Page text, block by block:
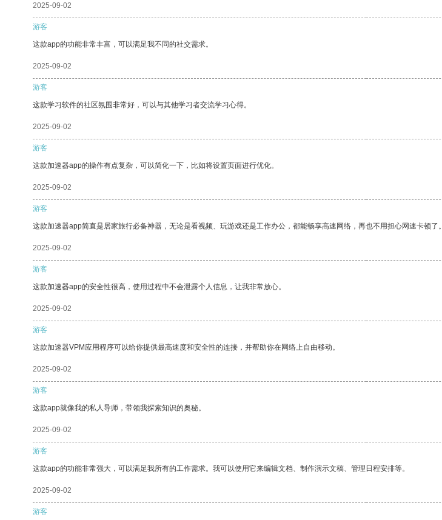
2025-09-02
游客
这款app的功能非常丰富，可以满足我不同的社交需求。
2025-09-02
游客
这款学习软件的社区氛围非常好，可以与其他学习者交流学习心得。
2025-09-02
游客
这款加速器app的操作有点复杂，可以简化一下，比如将设置页面进行优化。
2025-09-02
游客
这款加速器app简直是居家旅行必备神器，无论是看视频、玩游戏还是工作办公，都能畅享高速网络，再也不用担心网速卡顿了。
2025-09-02
游客
这款加速器app的安全性很高，使用过程中不会泄露个人信息，让我非常放心。
2025-09-02
游客
这款加速器VPM应用程序可以给你提供最高速度和安全性的连接，并帮助你在网络上自由移动。
2025-09-02
游客
这款app就像我的私人导师，带领我探索知识的奥秘。
2025-09-02
游客
这款app的功能非常强大，可以满足我所有的工作需求。我可以使用它来编辑文档、制作演示文稿、管理日程安排等。
2025-09-02
游客